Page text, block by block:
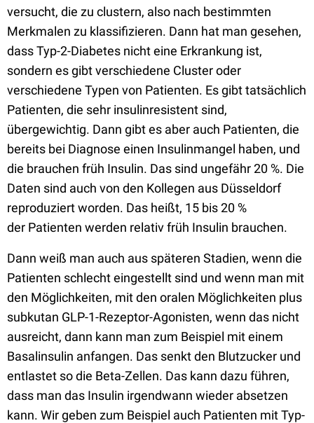
versucht, die zu clustern, also nach bestimmten
Merkmalen zu klassifizieren. Dann hat man gesehen,
dass Typ-2-Diabetes nicht eine Erkrankung ist,
sondern es gibt verschiedene Cluster oder
verschiedene Typen von Patienten. Es gibt tatsächlich
Patienten, die sehr insulinresistent sind,
übergewichtig. Dann gibt es aber auch Patienten, die
bereits bei Diagnose einen Insulinmangel haben, und
die brauchen früh Insulin. Das sind ungefähr 20 %. Die
Daten sind auch von den Kollegen aus Düsseldorf
reproduziert worden. Das heißt, 15 bis 20 %
der Patienten werden relativ früh Insulin brauchen.
Dann weiß man auch aus späteren Stadien, wenn die
Patienten schlecht eingestellt sind und wenn man mit
den Möglichkeiten, mit den oralen Möglichkeiten plus
subkutan GLP-1-Rezeptor-Agonisten, wenn das nicht
ausreicht, dann kann man zum Beispiel mit einem
Basalinsulin anfangen. Das senkt den Blutzucker und
entlastet so die Beta-Zellen. Das kann dazu führen,
dass man das Insulin irgendwann wieder absetzen
kann. Wir geben zum Beispiel auch Patienten mit Typ-